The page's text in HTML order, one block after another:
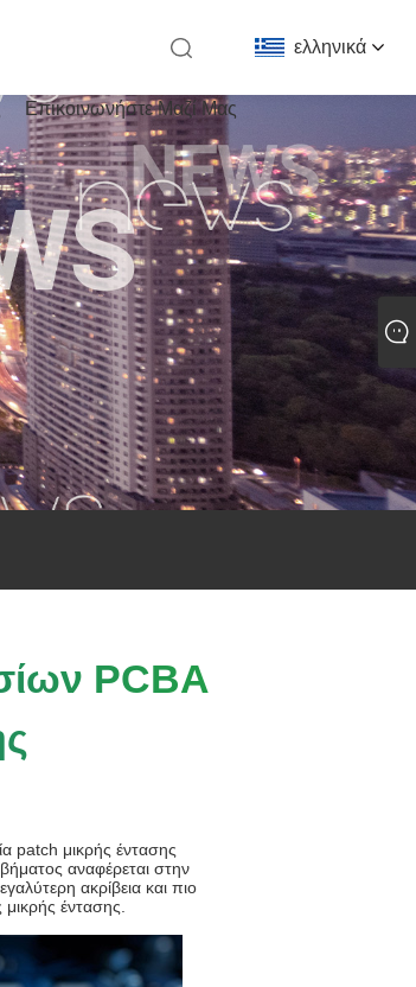
ελληνικά
Επικοινωνήστε Μαζί Μας
PCBA
patch μικρής έντασης
αναφέρεται στην
ακρίβεια και πιο
έντασης.